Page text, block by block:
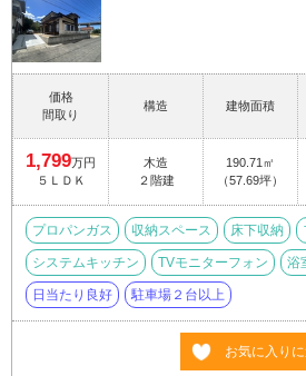
価格
間取り
構造 建物面積
1,799万円
５ＬＤＫ
木造
２階建
190.71㎡
（57.69坪）
プロパンガス 収納スペース 床下収納
システムキッチン TVモニターフォン 浴
日当たり良好 駐車場２台以上
お気に入り